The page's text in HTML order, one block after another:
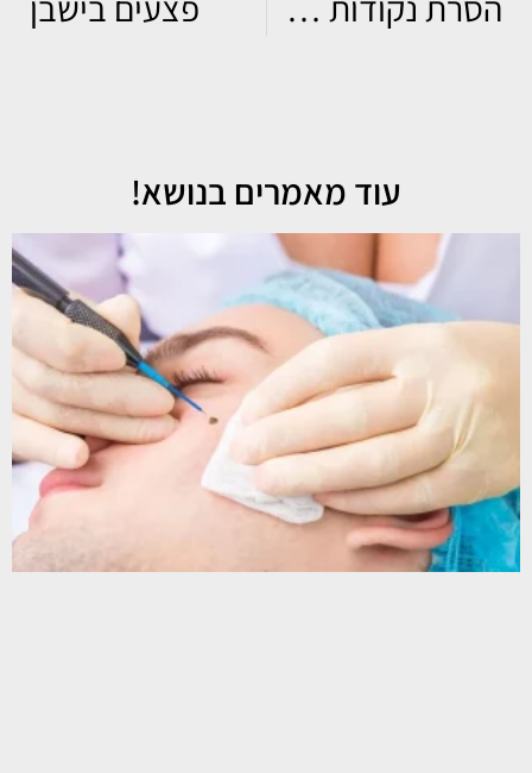
עוד מאמרים בנושא!